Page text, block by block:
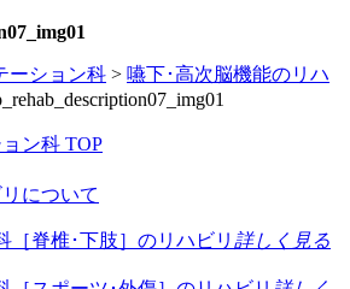
ーション科 > 嚥下･高次脳機能のリハ
ン科 TOP
について
［脊椎･下肢］のリハビリ 詳しく見る